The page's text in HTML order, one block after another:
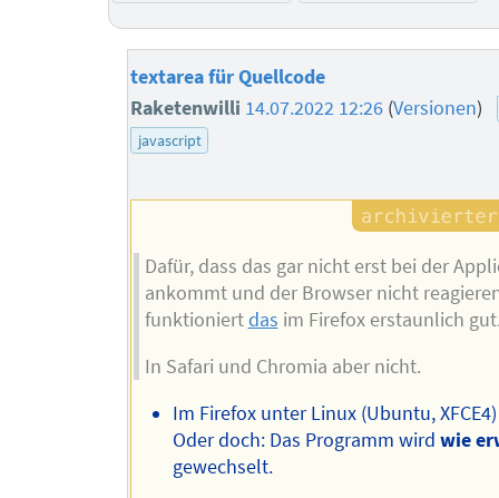
textarea für Quellcode
Raketenwilli 14.07.2022 12:26 (Versionen)
javascript
Dafür, dass das gar nicht erst bei der
ankommt und der Browser nicht
funktioniertdas im Firefox erstaunlich
In Safari und Chromia aber nicht.
Im Firefox unter Linux (Ubuntu,
Oder doch: Das Programm wirdwie
gewechselt.